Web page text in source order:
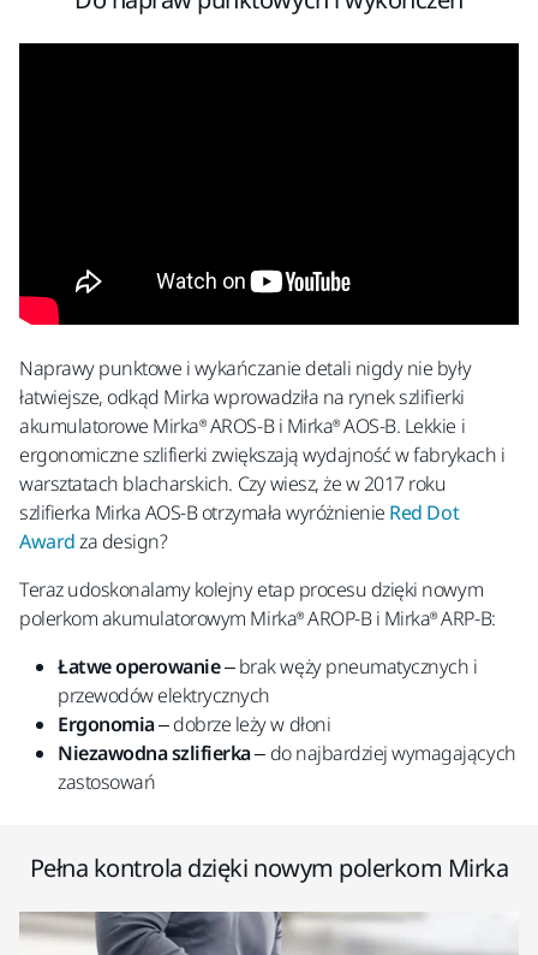
Naprawy punktowe i wykańczanie detali nigdy nie były
łatwiejsze, odkąd Mirka wprowadziła na rynek szlifierki
akumulatorowe Mirka® AROS-B i Mirka® AOS-B. Lekkie i
ergonomiczne szlifierki zwiększają wydajność w fabrykach i
warsztatach blacharskich. Czy wiesz, że w 2017 roku
szlifierka Mirka AOS-B otrzymała wyróżnienie Red Dot
Awardza design?
Teraz udoskonalamy kolejny etap procesu dzięki nowym
polerkom akumulatorowym Mirka® AROP-B i Mirka® ARP-B:
Łatwe operowanie– brak węży pneumatycznych i
przewodów elektrycznych
Ergonomia– dobrze leży w dłoni
Niezawodnaszlifierka– do najbardziej wymagających
zastosowań
Pełna kontrola dzięki nowym polerkom Mirka